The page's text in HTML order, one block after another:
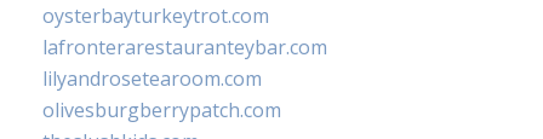
oysterbayturkeytrot.com
lafronterarestauranteybar.com
lilyandrosetearoom.com
olivesburgberrypatch.com